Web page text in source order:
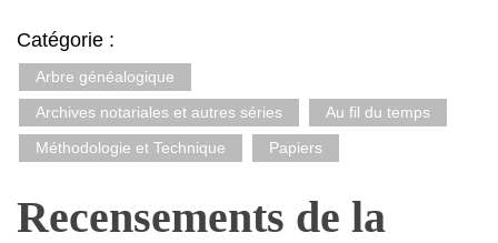
Catégorie :
Arbre généalogique
Archives notariales et autres séries
Au fil du temps
Méthodologie et Technique
Papiers
Recensements de la